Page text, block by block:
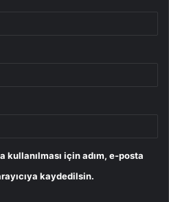
kullanılması için adım, e-posta
kaydedilsin.